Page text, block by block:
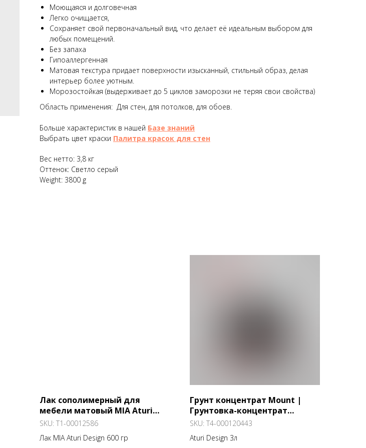
Моющаяся и долговечная
Легко очищается,
Сохраняет свой первоначальный вид, что делает её идеальным выбором для
любых помещений.
Без запаха
Гипоаллергенная
Матовая текстура придает поверхности изысканный, стильный образ, делая
интерьер более уютным.
Морозостойкая (выдерживает до 5 циклов заморозки не теряя свои свойства)
Область применения: Для стен, для потолков, для обоев.
Больше характеристик в нашей Базе знаний
Выбрать цвет краски Палитра красок для стен
Вес нетто: 3,8 кг
Оттенок: Светло серый
Weight: 3800 g
Лак сополимерный для
мебели матовый MIA Aturi
Design L-11 0,6
SKU: T1-00012586
Лак MIA Aturi Design 600 гр
Грунт концентрат Mount |
Грунтовка-концентрат
глубокого проникновения
SKU: T4-000120443
Aturi Design 3л